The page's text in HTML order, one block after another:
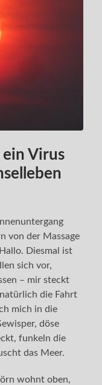
Virus
von der Massage
Diesmal ist
sich vor,
– mir steckt
die Fahrt
mich in die
döse
funkeln die
das Meer.
wohnt oben,